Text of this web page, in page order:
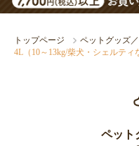
トップページ
ペットグッズ
4L（10～13kg/柴犬・シェルティ
ペット